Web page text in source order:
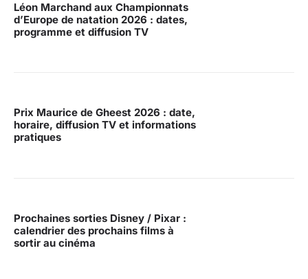
Léon Marchand aux Championnats
d’Europe de natation 2026 : dates,
programme et diffusion TV
Prix Maurice de Gheest 2026 : date,
horaire, diffusion TV et informations
pratiques
Prochaines sorties Disney / Pixar :
calendrier des prochains films à
sortir au cinéma